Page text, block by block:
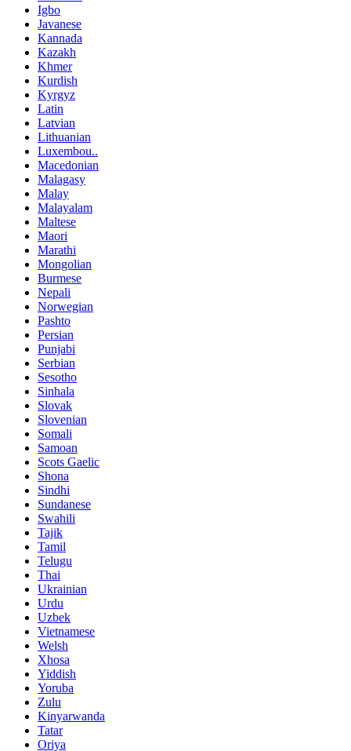
Igbo
Javanese
Kannada
Kazakh
Khmer
Kurdish
Kyrgyz
Latin
Latvian
Lithuanian
Luxembou..
Macedonian
Malagasy
Malay
Malayalam
Maltese
Maori
Marathi
Mongolian
Burmese
Nepali
Norwegian
Pashto
Persian
Punjabi
Serbian
Sesotho
Sinhala
Slovak
Slovenian
Somali
Samoan
Scots Gaelic
Shona
Sindhi
Sundanese
Swahili
Tajik
Tamil
Telugu
Thai
Ukrainian
Urdu
Uzbek
Vietnamese
Welsh
Xhosa
Yiddish
Yoruba
Zulu
Kinyarwanda
Tatar
Oriya